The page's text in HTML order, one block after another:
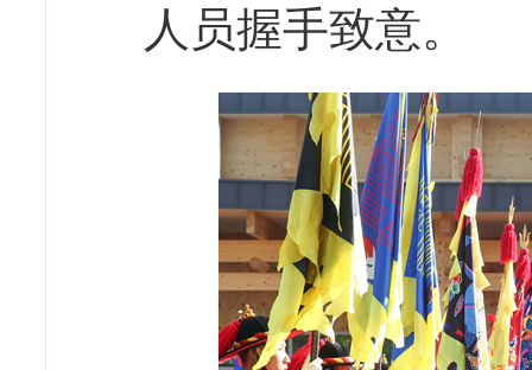
人员握手致意。